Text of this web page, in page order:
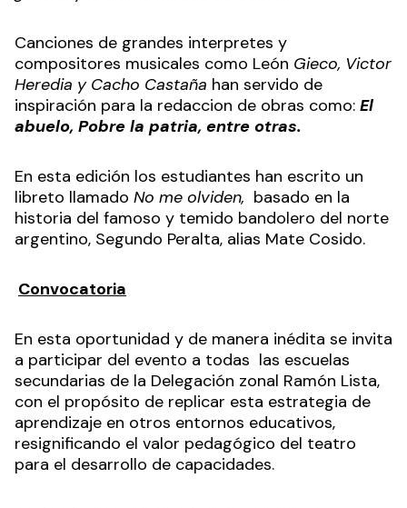
Canciones de grandes interpretes y
compositores musicales como León Gieco, Victor
Heredia y Cacho Castaña han servido de
inspiración para la redaccion de obras como: El
abuelo, Pobre la patria, entre otras.
En esta edición los estudiantes han escrito un
libreto llamado No me olviden, basado en la
historia del famoso y temido bandolero del norte
argentino, Segundo Peralta, alias Mate Cosido.
Convocatoria
En esta oportunidad y de manera inédita se invita
a participar del evento a todas las escuelas
secundarias de la Delegación zonal Ramón Lista,
con el propósito de replicar esta estrategia de
aprendizaje en otros entornos educativos,
resignificando el valor pedagógico del teatro
para el desarrollo de capacidades.